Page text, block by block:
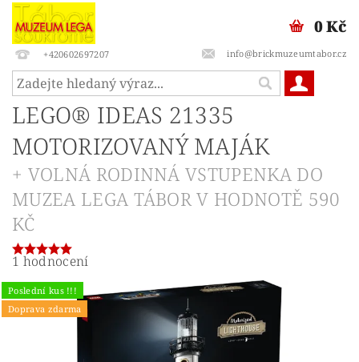
+420602697207 info@brickmuzeumtabor.cz
0 Kč
LEGO® IDEAS 21335
MOTORIZOVANÝ MAJÁK
+ VOLNÁ RODINNÁ VSTUPENKA DO
MUZEA LEGA TÁBOR V HODNOTĚ 590
KČ
1 hodnocení
Poslední kus !!!
Doprava zdarma